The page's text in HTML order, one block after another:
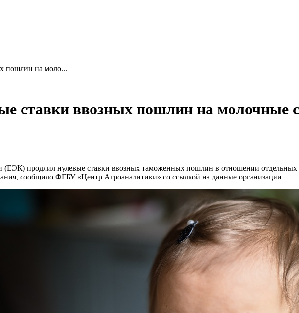
пошлин на моло...
ставки ввозных пошлин на молочные
(ЕЭК) продлил нулевые ставки ввозных таможенных пошлин в отношении
сообщило ФГБУ «Центр Агроаналитики» со ссылкой на данные организации.